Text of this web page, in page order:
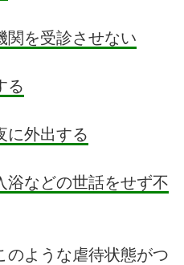
関を受診させない
る
に外出する
浴などの世話をせず不
のような虐待状態がつ